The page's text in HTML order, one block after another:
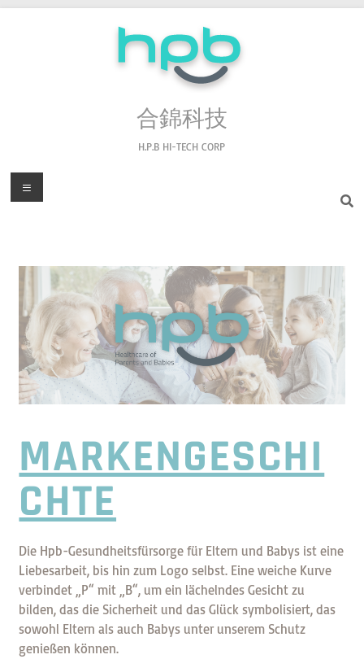
合錦科技
H.P.B HI-TECH CORP
MARKENGESCHI
CHTE
Die Hpb-Gesundheitsfürsorge für Eltern und Babys ist eine
Liebesarbeit, bis hin zum Logo selbst. Eine weiche Kurve
verbindet „P“ mit „B“, um ein lächelndes Gesicht zu
bilden, das die Sicherheit und das Glück symbolisiert, das
sowohl Eltern als auch Babys unter unserem Schutz
genießen können.